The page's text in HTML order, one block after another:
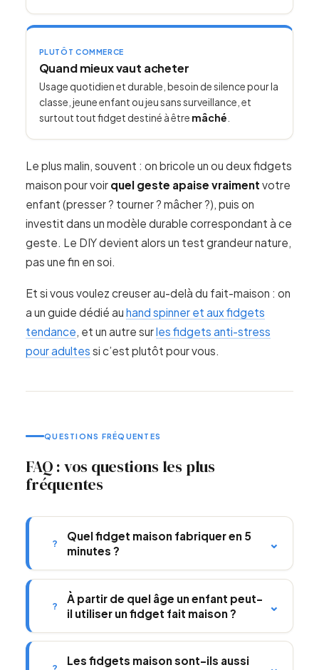
PLUTÔT COMMERCE
Quand mieux vaut acheter
Usage quotidien et durable, besoin de silence pour la
classe, jeune enfant ou jeu sans surveillance, et
surtout tout fidget destiné à être mâché
Le plus malin, souvent : on bricole un ou deux fidgets
maison pour voir quel geste apaise vraiment votre
enfant (presser ? tourner ? mâcher ?), puis on
investit dans un modèle durable correspondant à ce
geste. Le DIY devient alors un test grandeur nature,
pas une fin en soi.
Et si vous voulez creuser au-delà du fait-maison : on
a un guide dédié auhand spinner et aux fidgets
tendance , et un autre surles fidgets anti-stress
pour adultes si c’est plutôt pour vous.
QUESTIONS FRÉQUENTES
FAQ : vos questions les plus
fréquentes
?
Quel fidget maison fabriquer en 5
minutes ?
⌄
?
À partir de quel âge un enfant peut-
il utiliser un fidget fait maison ?
⌄
Les fidgets maison sont-ils aussi